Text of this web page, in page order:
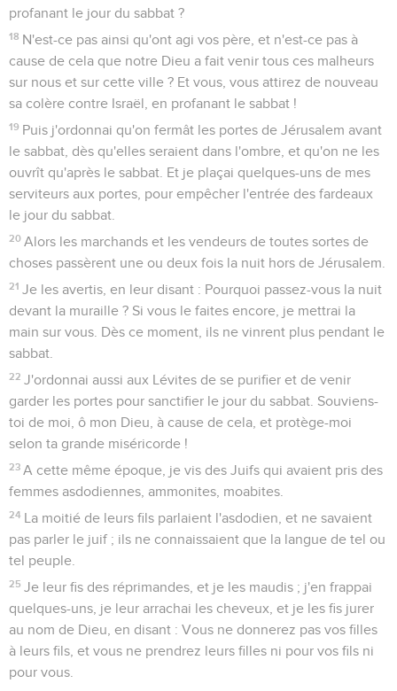
Suse, dans la capitale.
3 La troisième année de son règne, il fit un festin à tous ses
princes et à ses serviteurs ; les commandants de l'armée des
Perses et des Mèdes, les grands et les chefs des provinces
furent réunis en sa présence.
4 Il montra la splendide richesse de son royaume et
l'éclatante magnificence de sa grandeur pendant nombre de
jours, pendant cent quatre-vingts jours.
5 Lorsque ces jours furent écoulés, le roi fit pour tout le
peuple qui se trouvait à Suse, la capitale, depuis le plus
grand jusqu'au plus petit, un festin qui dura sept jours, dans
la cour du jardin de la maison royale.
6 Des tentures blanches, vertes et bleues, étaient attachées
par des cordons de byssus et de pourpre à des anneaux
d'argent et à des colonnes de marbre. Des lits d'or et
d'argent reposaient sur un pavé de porphyre, de marbre, de
nacre et de pierres noires.
7 On servait à boire dans des vases d'or, de différentes
espèces, et il y avait abondance de vin royal, grâce à la
libéralité du roi.
8 Mais on ne forçait personne à boire, car le roi avait ordonné
à tous les gens de sa maison de se conformer à la volonté de
chacun.
9 La reine Vasthi fit aussi un festin pour les femmes dans la
maison royale du roi Assuérus.
Disgrâce de la reine Vasti
10 Le septième jour, comme le coeur du roi était réjoui par le
vin, il ordonna à Mehuman, Biztha, Harbona, Bigtha,
Abagtha, Zéthar et Carcas, les sept eunuques qui servaient